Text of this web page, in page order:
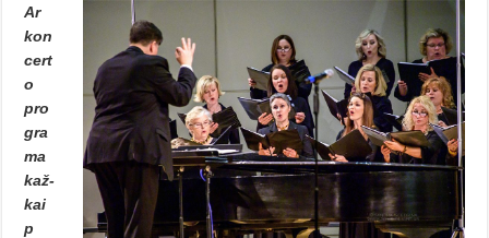
Ar
kon
cert
o
pro
gra
ma
kaž­
kai
p